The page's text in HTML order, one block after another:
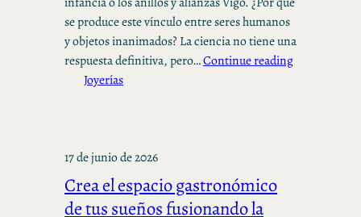
se produce este vínculo entre seres humanos
y objetos inanimados? La ciencia no tiene una
respuesta definitiva, pero…Continue reading
Joyerías
17 de junio de 2026
Crea el espacio gastronómico
de tus sueños fusionando la